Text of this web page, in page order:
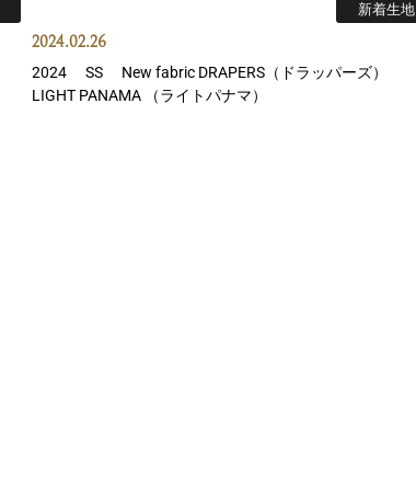
2024.02.26
新着生地
2024 SS New fabric DRAPERS（ドラッパーズ）
LIGHT PANAMA （ライトパナマ）